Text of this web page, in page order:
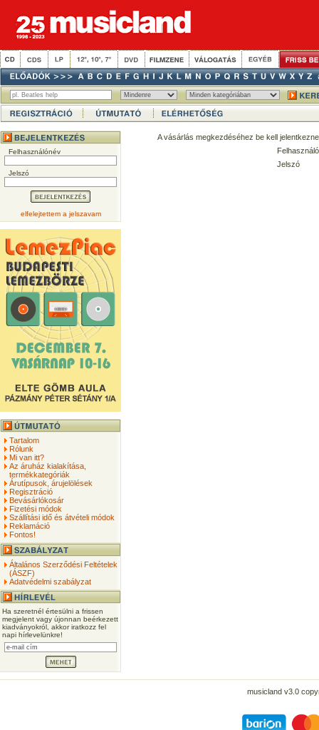
Felhasználónév
Jelszó
elfelejtettem a jelszavam
Tartalom
Rólunk
Mi van itt?
Az áruház kialakítása,
termékkategóriák
Árutípusok, árujelölések
Regisztráció
Bevásárlókosár
Fizetési módok
Szállítási idő és átvételi módok
Reklamáció
Fontos!
Általános Szerződési Feltételek
(ÁSZF)
Adatvédelmi szabályzat
Ha szeretnél értesülni a frissen
megjelent vagy újonnan beérkezett
kiadványokról, akkor iratkozz fel
napi hírlevelünkre!
A vásárlás megkezdéséhez be kell
Jelszó
musicland v3.0